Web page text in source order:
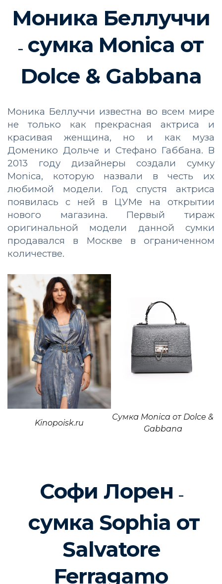
Моника Беллуччи
–сумка Moniсa от
Dolce & Gabbana
Моника Беллуччи известна во всем мире
не только как прекрасная актриса и
красивая женщина, но и как муза
Доменико Дольче и Стефано Габбана. В
2013 году дизайнеры создали сумку
Moniсa, которую назвали в честь их
любимой модели. Год спустя актриса
появилась с ней в ЦУМе на открытии
нового магазина. Первый тираж
оригинальной модели данной сумки
продавался в Москве в ограниченном
количестве.
Kinopoisk.ru
Сумка Moniсa от Dolce &
Gabbana
Софи Лорен –
сумка Sophia от
Salvatore
Ferragamo